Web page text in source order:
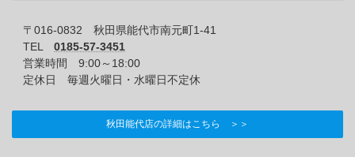
〒016-0832 秋田県能代市南元町1-41
TEL 0185-57-3451
営業時間 9:00～18:00
定休日 毎週火曜日・水曜日不定休
秋田能代店の詳細はこちら ＞＞